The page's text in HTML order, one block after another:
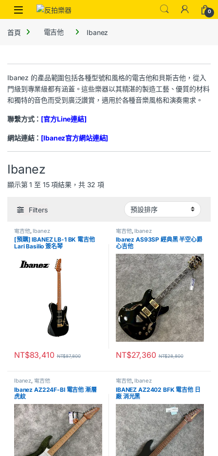
0
首頁 電吉他 Ibanez
Ibanez 的產品範圍包括各種型號和風格的電吉他和貝斯吉他，從入
門級到專業級都有涵蓋。這些樂器以其精湛的製造工藝、優質的材料
和獨特的音色而受到廣泛讚賞，適用於各種音樂風格和演奏需求。
聯繫方式： [官方Line連結]
網站連結： [Ibanez官方網站連結]
Ibanez
顯示第 1 至 15 項結果，共 32 項
Filters
電吉他, Ibanez
[預購] IBANEZ LB-1 BK 電吉他
Lari Basilio 簽名琴
NT$83,410 NT$87,800
電吉他, Ibanez
Ibanez AS93SP 經典黑 半空心爵
心吉他
NT$27,360 NT$28,800
Ibanez, 電吉他
Ibanez AZ224F-BI 電吉他 漸層
虎紋
電吉他, Ibanez
IBANEZ AZ2402 BFK 電吉他 日
廠 消光黑